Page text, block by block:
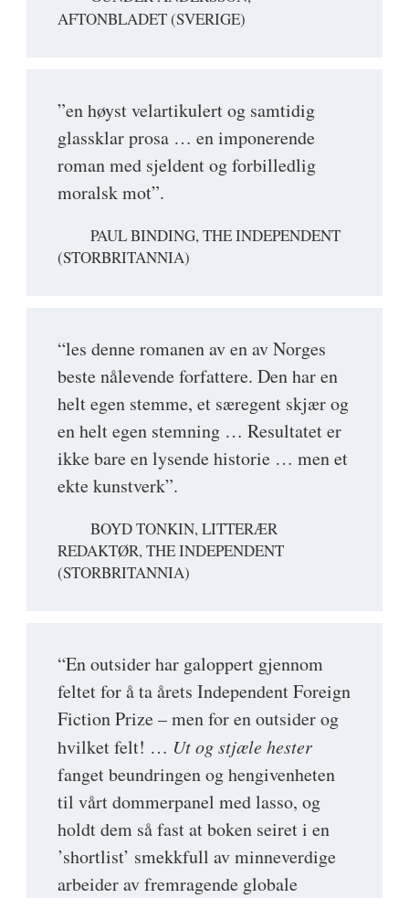
AFTONBLADET (SVERIGE)
”en høyst velartikulert og samtidig
glassklar prosa … en imponerende
roman med sjeldent og forbilledlig
moralsk mot”.
PAUL BINDING, THE INDEPENDENT
(STORBRITANNIA)
“les denne romanen av en av Norges
beste nålevende forfattere. Den har en
helt egen stemme, et særegent skjær og
en helt egen stemning … Resultatet er
ikke bare en lysende historie … men et
ekte kunstverk”.
BOYD TONKIN, LITTERÆR
REDAKTØR, THE INDEPENDENT
(STORBRITANNIA)
“En outsider har galoppert gjennom
feltet for å ta årets Independent Foreign
Fiction Prize – men for en outsider og
hvilket felt! … Ut og stjæle hester
fanget beundringen og hengivenheten
til vårt dommerpanel med lasso, og
holdt dem så fast at boken seiret i en
’shortlist’ smekkfull av minneverdige
arbeider av fremragende globale